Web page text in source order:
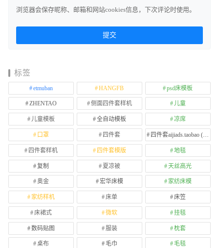
浏览器会保存昵称、邮箱和网站cookies信息，下次评论时使用。
标签
etmuban HANGFB psd床模板
ZHENTAO 侧面四件套样机 儿童
儿童模板 全自动模板 凉席
口罩 四件套 四件套aijiads.taobao (1639)
四件套样机 四件套模版 地毯
复制 夏凉被 天丝高光
奥金 宏华床模 家纺床模
家纺样机 床单 床笠
床裙式 微软 挂毯
数码贴图 服装 枕套
桌布 毛巾 毛毯